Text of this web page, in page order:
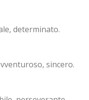
determinato.
sincero.